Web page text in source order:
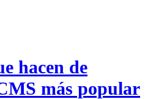
hacen de
más popular